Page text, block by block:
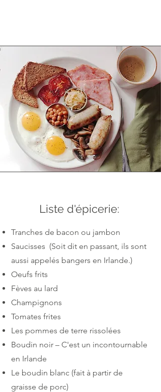
Liste d'épicerie:
Tranches de bacon ou jambon
Saucisses (Soit dit en passant, ils sont
aussi appelés bangers en Irlande.)
Oeufs frits
Fèves au lard
Champignons
Tomates frites
Les pommes de terre rissolées
Boudin noir – C'est un incontournable
en Irlande
Le boudin blanc (fait à partir de
graisse de porc)